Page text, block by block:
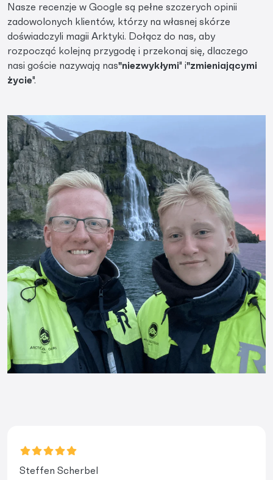
Nasze recenzje w Google są pełne szczerych opinii
zadowolonych klientów, którzy na własnej skórze
doświadczyli magii Arktyki. Dołącz do nas, aby
rozpocząć kolejną przygodę i przekonaj się, dlaczego
nasi goście nazywają nas"niezwykłymi" i"zmieniającymi
życie".
Steffen Scherbel